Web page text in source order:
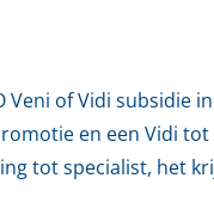
of Vidi subsidie
en een Vidi
tot specialist, het